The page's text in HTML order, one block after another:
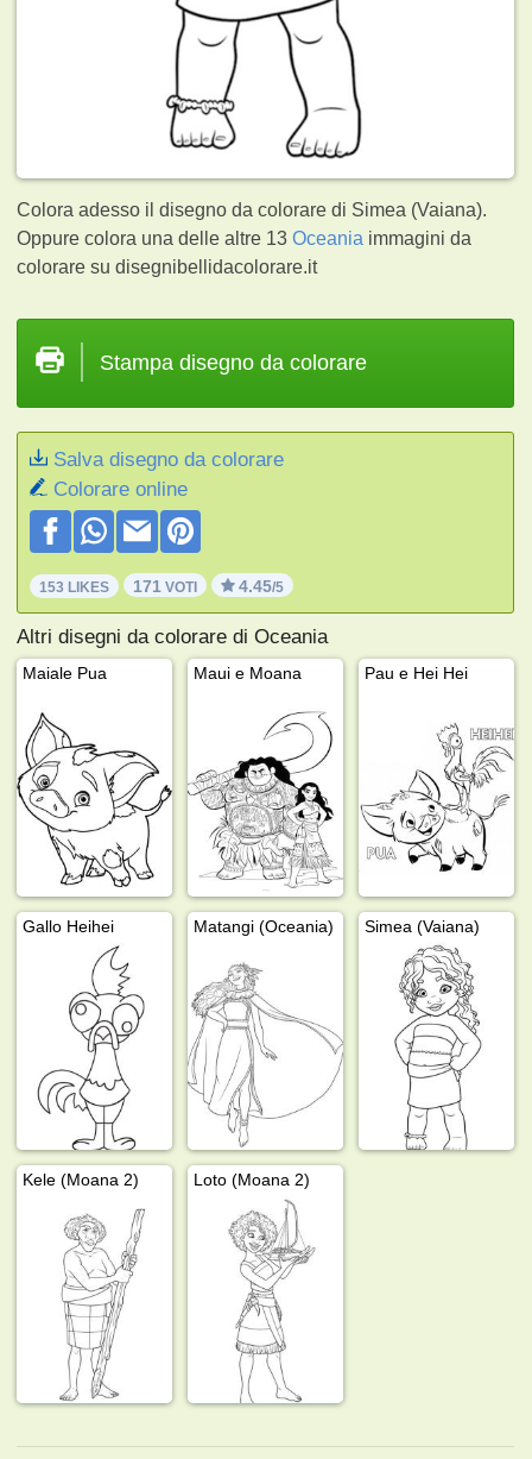
Colora adesso il disegno da colorare di Simea (Vaiana).
Oppure colora una delle altre 13Oceania immagini da
colorare su disegnibellidacolorare.it
Stampa disegno da colorare
Salva disegno da colorare
Colorare online
153 LIKES 171 VOTI 4.45/5
Altri disegni da colorare di Oceania
Maiale Pua Maui e Moana Pau e Hei Hei
Gallo Heihei Matangi (Oceania) Simea (Vaiana)
Kele (Moana 2) Loto (Moana 2)